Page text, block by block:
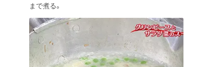
まで煮る。